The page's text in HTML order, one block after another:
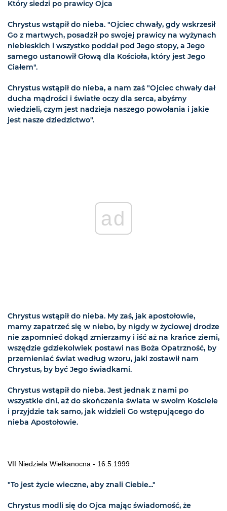
Który siedzi po prawicy Ojca
Chrystus wstąpił do nieba. "Ojciec chwały, gdy wskrzesił
Go z martwych, posadził po swojej prawicy na wyżynach
niebieskich i wszystko poddał pod Jego stopy, a Jego
samego ustanowił Głową dla Kościoła, który jest Jego
Ciałem".
Chrystus wstąpił do nieba, a nam zaś "Ojciec chwały dał
ducha mądrości i światłe oczy dla serca, abyśmy
wiedzieli, czym jest nadzieja naszego powołania i jakie
jest nasze dziedzictwo".
ad
Chrystus wstąpił do nieba. My zaś, jak apostołowie,
mamy zapatrzeć się w niebo, by nigdy w życiowej drodze
nie zapomnieć dokąd zmierzamy i iść aż na krańce ziemi,
wszędzie gdziekolwiek postawi nas Boża Opatrzność, by
przemieniać świat według wzoru, jaki zostawił nam
Chrystus, by być Jego świadkami.
Chrystus wstąpił do nieba. Jest jednak z nami po
wszystkie dni, aż do skończenia świata w swoim Kościele
i przyjdzie tak samo, jak widzieli Go wstępującego do
nieba Apostołowie.
VII Niedziela Wielkanocna - 16.5.1999
"To jest życie wieczne, aby znali Ciebie..."
Chrystus modli się do Ojca mając świadomość, że